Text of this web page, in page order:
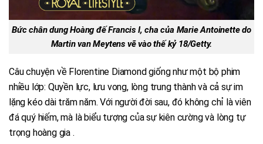
Bức chân dung Hoàng đế Francis I, cha của Marie Antoinette do
Martin van Meytens vẽ vào thế kỷ 18/Getty.
Câu chuyện về Florentine Diamond giống như một bộ phim
nhiều lớp: Quyền lực, lưu vong, lòng trung thành và cả sự im
lặng kéo dài trăm năm. Với người đời sau, đó không chỉ là viên
đá quý hiếm, mà là biểu tượng của sự kiên cường và lòng tự
trọng hoàng gia .